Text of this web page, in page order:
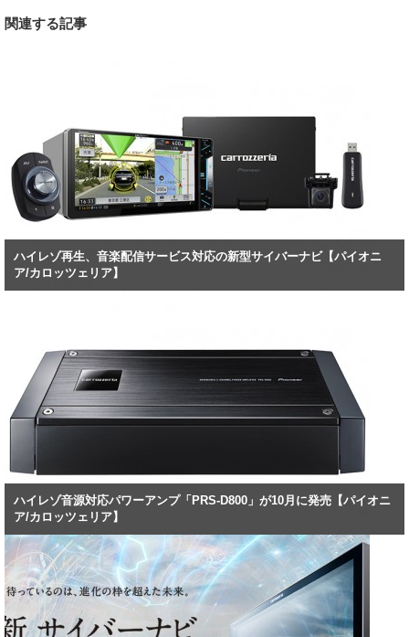
関連する記事
ハイレゾ再生、音楽配信サービス対応の新型サイバーナビ【パイオニ
ア/カロッツェリア】
ハイレゾ音源対応パワーアンプ「PRS-D800」が10月に発売【パイオニ
ア/カロッツェリア】